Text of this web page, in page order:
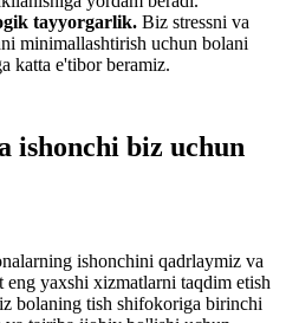
tayyorgarlik. Biz stressni va
minimallashtirish uchun bolani
katta e'tibor beramiz.
ishonchi biz uchun
ishonchini qadrlaymiz va
yaxshi xizmatlarni taqdim etish
bolaning tish shifokoriga birinchi